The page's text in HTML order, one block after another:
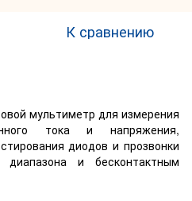
К сравнению
мультиметр для измерения
тока и напряжения,
диодов и прозвонки
и бесконтактным